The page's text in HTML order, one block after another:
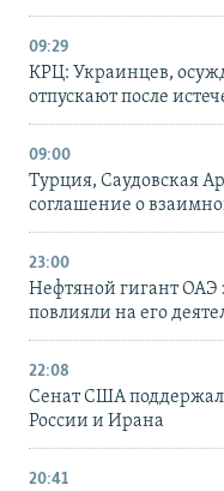
09:29
КРЦ: Украинцев,
отпускают после
09:00
Турция, Саудовская
соглашение о
23:00
Нефтяной гигант ОАЭ
повлияли на его
22:08
Сенат США
России и Ирана
20:41